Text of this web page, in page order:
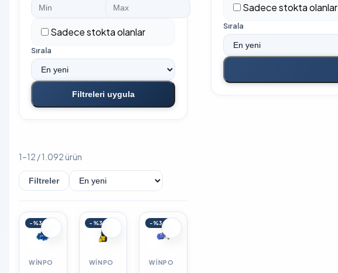
Sadece stokta olanlar
Sırala
Filtreleri uygula
Sadece stokta olanlar
Sırala
1–12 / 1.092 ürün
Filtreler Sırala
-%30
WINPO
-%30
WINPO
-%30
WINPO